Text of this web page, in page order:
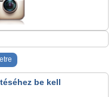
be kell